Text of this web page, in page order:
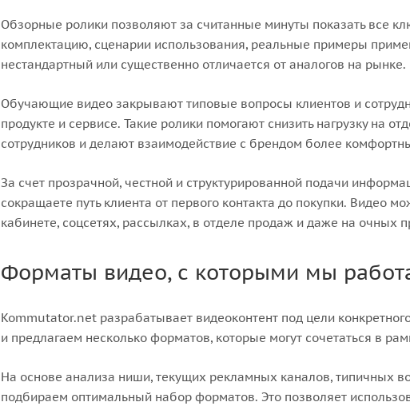
Обзорные ролики позволяют за считанные минуты показать все
комплектацию, сценарии использования, реальные примеры
нестандартный или существенно отличается от аналогов на рынке.
Обучающие видео закрывают типовые вопросы клиентов и
продукте и сервисе. Такие ролики помогают снизить нагрузку на
сотрудников и делают взаимодействие с брендом более
За счет прозрачной, честной и структурированной подачи
сокращаете путь клиента от первого контакта до покупки. Видео
кабинете, соцсетях, рассылках, в отделе продаж и даже на очных
Форматы видео, с которыми мы
Kommutator.net разрабатывает видеоконтент под цели
и предлагаем несколько форматов, которые могут сочетаться в
На основе анализа ниши, текущих рекламных каналов, типичных
подбираем оптимальный набор форматов. Это позволяет